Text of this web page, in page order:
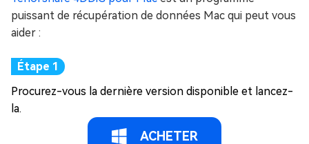
puissant de récupération de données Mac qui peut vous
aider :
Procurez-vous la dernière version disponible et lancez-
la. ​
ACHETER